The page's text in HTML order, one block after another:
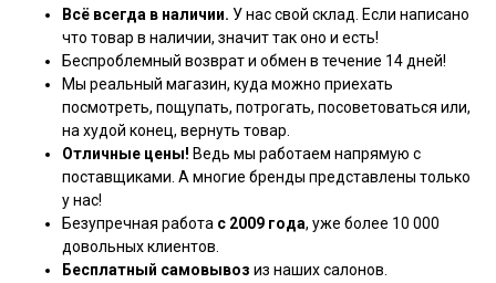
Всё всегда в наличии. У нас свой склад. Если написано
что товар в наличии, значит так оно и есть!
Беспроблемный возврат и обмен в течение 14 дней!
Мы реальный магазин, куда можно приехать
посмотреть, пощупать, потрогать, посоветоваться или,
на худой конец, вернуть товар.
Отличные цены! Ведь мы работаем напрямую с
поставщиками. А многие бренды представлены только
у нас!
Безупречная работа с 2009 года, уже более 10 000
довольных клиентов.
Бесплатный самовывоз из наших салонов.